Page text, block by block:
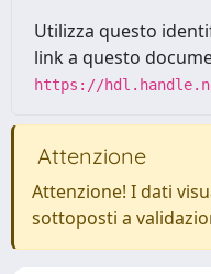
Utilizza questo
link a questo
https://
Attenzione
Attenzione! I dati
sottoposti a